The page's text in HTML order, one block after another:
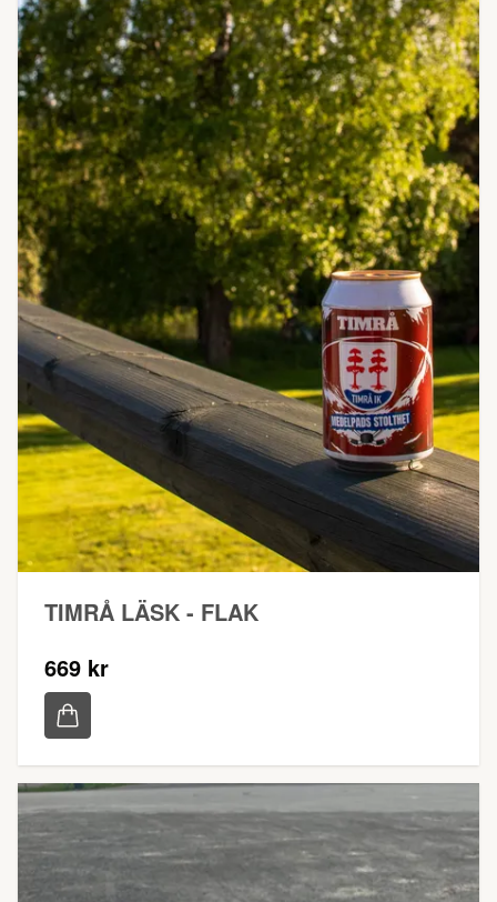
TIMRÅ LÄSK - FLAK
669 kr